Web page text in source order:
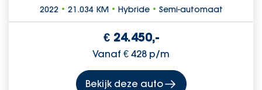
2022 • 21.034 KM• Hybride• Semi-automaat
€ 24.450,-
Vanaf € 428 p/m
Bekijk deze auto